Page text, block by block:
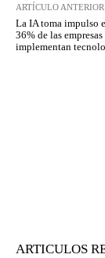
ARTÍCULO ANTERIOR
La IA toma impulso
36% de las empresas
implementan
ARTICULOS